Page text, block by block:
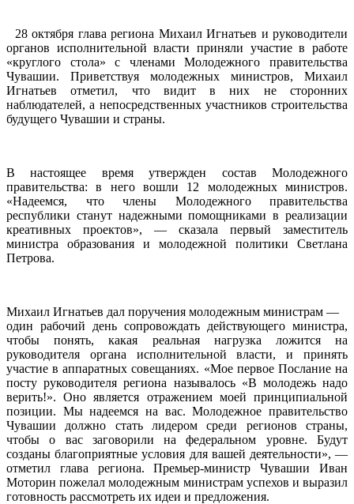
28 октября глава региона Михаил Игнатьев и руководители
органов исполнительной власти приняли участие в работе
«круглого стола» с членами Молодежного правительства
Чувашии. Приветствуя молодежных министров, Михаил
Игнатьев отметил, что видит в них не сторонних
наблюдателей, а непосредственных участников строительства
будущего Чувашии и страны.
В настоящее время утвержден состав Молодежного
правительства: в него вошли 12 молодежных министров.
«Надеемся, что члены Молодежного правительства
республики станут надежными помощниками в реализации
креативных проектов», — сказала первый заместитель
министра образования и молодежной политики Светлана
Петрова.
Михаил Игнатьев дал поручения молодежным министрам —
один рабочий день сопровождать действующего министра,
чтобы понять, какая реальная нагрузка ложится на
руководителя органа исполнительной власти, и принять
участие в аппаратных совещаниях. «Мое первое Послание на
посту руководителя региона называлось «В молодежь надо
верить!». Оно является отражением моей принципиальной
позиции. Мы надеемся на вас. Молодежное правительство
Чувашии должно стать лидером среди регионов страны,
чтобы о вас заговорили на федеральном уровне. Будут
созданы благоприятные условия для вашей деятельности», —
отметил глава региона. Премьер-министр Чувашии Иван
Моторин пожелал молодежным министрам успехов и выразил
готовность рассмотреть их идеи и предложения.